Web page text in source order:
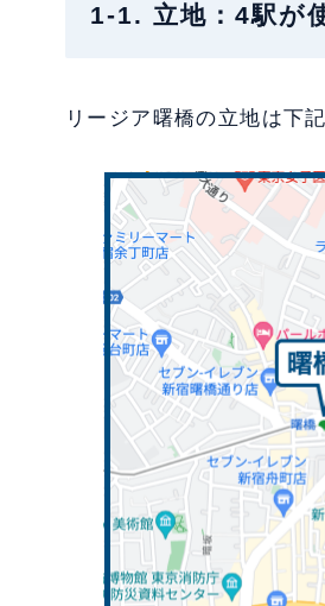
1-1. 立地：4駅が
リージア曙橋の立地は下